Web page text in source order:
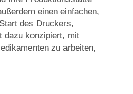
einen einfachen,
des Druckers,
dazu konzipiert, mit
zu arbeiten,